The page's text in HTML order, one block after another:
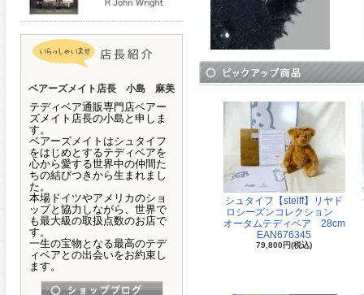
ベアーズメイト店長 小島 麻美
テディベア通販専門店ベアー
ズメイト店長の小島と申しま
す。
ベアーズメイトはシュタイフ
をはじめとするテディベアを
心から愛する世界中の仲間た
ちの結びつきから生まれまし
た。
本場ドイツやアメリカのショ
ップと協力しながら、世界で
も最大級の取扱点数のお店で
す。
一生の宝物となる最高のテデ
ィベアとの出会いをお約束し
ます。
シュタイフ【steiff】リヤド
ロシーズンコレクション
オータムテディベア 28cm
EAN676345
79,800円(税込)